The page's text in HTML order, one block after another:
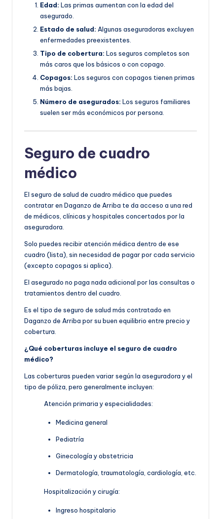
Edad: Las primas aumentan con la edad del
asegurado.
Estado de salud: Algunas aseguradoras excluyen
enfermedades preexistentes.
Tipo de cobertura: Los seguros completos son
más caros que los básicos o con copago.
Copagos: Los seguros con copagos tienen primas
más bajas.
Número de asegurados: Los seguros familiares
suelen ser más económicos por persona.
Seguro de cuadro
médico
El seguro de salud de cuadro médico que puedes
contratar en Daganzo de Arriba te da acceso a una red
de médicos, clínicas y hospitales concertados por la
aseguradora.
Solo puedes recibir atención médica dentro de ese
cuadro (lista), sin necesidad de pagar por cada servicio
(excepto copagos si aplica).
El asegurado no paga nada adicional por las consultas o
tratamientos dentro del cuadro.
Es el tipo de seguro de salud más contratado en
Daganzo de Arriba por su buen equilibrio entre precio y
cobertura.
¿Qué coberturas incluye el seguro de cuadro
médico?
Las coberturas pueden variar según la aseguradora y el
tipo de póliza, pero generalmente incluyen:
Atención primaria y especialidades:
Medicina general
Pediatría
Ginecología y obstetricia
Dermatología, traumatología, cardiología, etc.
Hospitalización y cirugía:
Ingreso hospitalario